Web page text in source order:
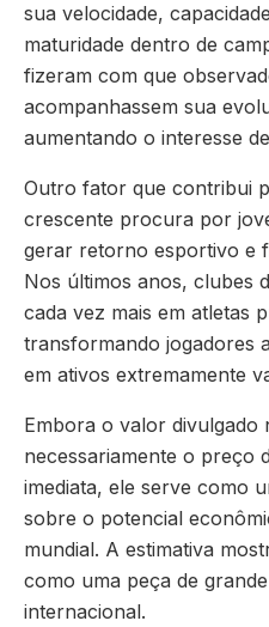
sua velocidade,
maturidade dentro de
fizeram com que
acompanhassem sua
aumentando o interesse
Outro fator que contribui
crescente procura por
gerar retorno esportivo e
Nos últimos anos, clubes
cada vez mais em atletas
transformando jogadores
em ativos extremamente
Embora o valor divulgado
necessariamente o preço
imediata, ele serve como
sobre o potencial
mundial. A estimativa
como uma peça de
internacional.